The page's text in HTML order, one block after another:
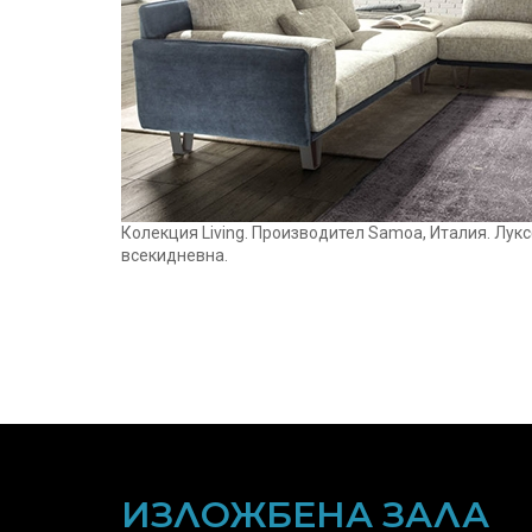
Колекция Living. Производител Samoa, Италия.
всекидневна.
ИЗЛОЖБЕНА ЗАЛА